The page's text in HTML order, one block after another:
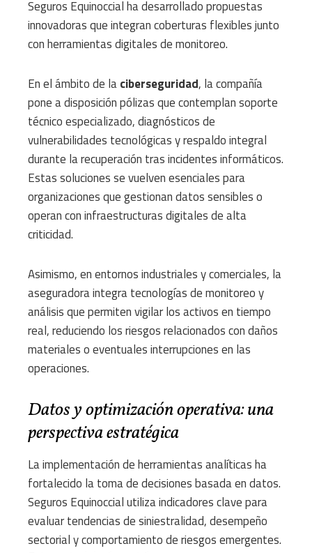
Seguros Equinoccial ha desarrollado propuestas
innovadoras que integran coberturas flexibles junto
con herramientas digitales de monitoreo.
En el ámbito de laciberseguridad, la compañía
pone a disposición pólizas que contemplan soporte
técnico especializado, diagnósticos de
vulnerabilidades tecnológicas y respaldo integral
durante la recuperación tras incidentes informáticos.
Estas soluciones se vuelven esenciales para
organizaciones que gestionan datos sensibles o
operan con infraestructuras digitales de alta
criticidad.
Asimismo, en entornos industriales y comerciales, la
aseguradora integra tecnologías de monitoreo y
análisis que permiten vigilar los activos en tiempo
real, reduciendo los riesgos relacionados con daños
materiales o eventuales interrupciones en las
operaciones.
Datos y optimización operativa: una
perspectiva estratégica
La implementación de herramientas analíticas ha
fortalecido la toma de decisiones basada en datos.
Seguros Equinoccial utiliza indicadores clave para
evaluar tendencias de siniestralidad, desempeño
sectorial y comportamiento de riesgos emergentes.